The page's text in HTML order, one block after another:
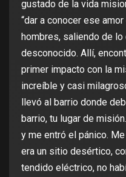
gustado de la vida
“dar a conocer ese
hombres, saliendo de lo
desconocido. Allí,
primer impacto con la
increíble y casi
llevó al barrio donde
barrio, tu lugar de
y me entró el pánico.
era un sitio desértico,
tendido eléctrico, no